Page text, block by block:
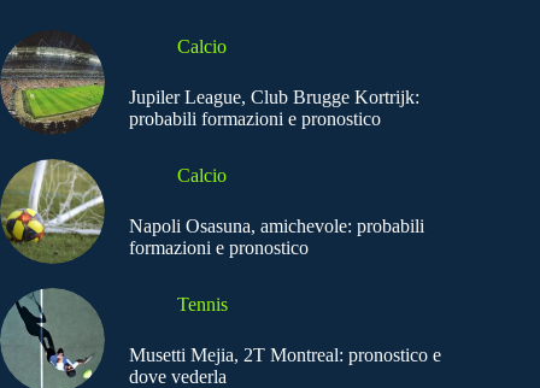
Calcio
Jupiler League, Club Brugge Kortrijk:
probabili formazioni e pronostico
Calcio
Napoli Osasuna, amichevole: probabili
formazioni e pronostico
Tennis
Musetti Mejia, 2T Montreal: pronostico e
dove vederla